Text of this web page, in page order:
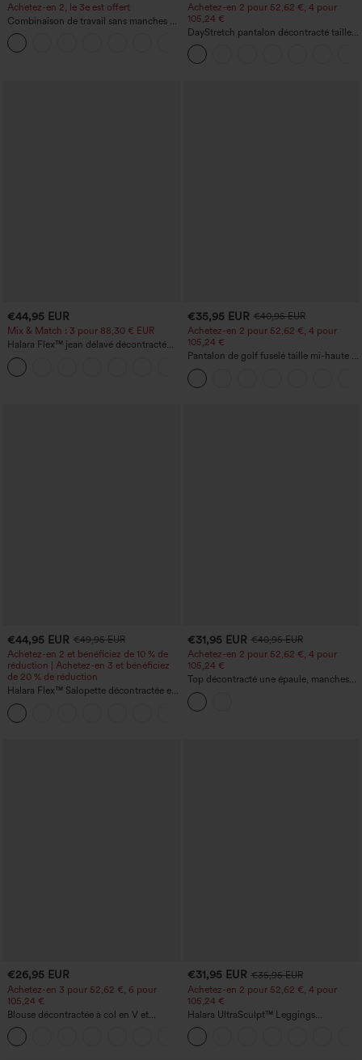
Achetez-en 2, le 3e est offert
Combinaison de travail sans manches à
encolure bateau, côtés noués, toucher
frais, rayée, avec poches — Édition Easy
Peezy
Achetez-en 2 pour 52,62 €, 4 pour
105,24 €
DayStretch pantalon décontracté taille
haute à jambe en forme de tonneau
avec poches
€44,95 EUR
Mix & Match : 3 pour 88,30 € EUR
Halara Flex™ jean délavé décontracté
taille haute à poches, coupe baggy à
jambe large
€35,95 EUR €40,95 EUR
Achetez-en 2 pour 52,62 €, 4 pour
105,24 €
Pantalon de golf fuselé taille mi-haute à
cordon, ourlet incurvé, séchage rapide,
avec poches — UPF40+
€44,95 EUR €49,95 EUR
Achetez-en 2 et bénéficiez de 10 % de
réduction | Achetez-en 3 et bénéficiez
de 20 % de réduction
Halara Flex™ Salopette décontractée en
denim lavé à encolure en V avec poche
€31,95 EUR €40,95 EUR
Achetez-en 2 pour 52,62 €, 4 pour
105,24 €
Top décontracté une épaule, manches
courtes, ourlet arrondi hi-low,
soutien‑gorge intégré, motif à pois
€26,95 EUR
Achetez-en 3 pour 52,62 €, 6 pour
105,24 €
Blouse décontractée à col en V et
manches courtes bouffantes
€31,95 EUR €35,95 EUR
Achetez-en 2 pour 52,62 €, 4 pour
105,24 €
Halara UltraSculpt™ Leggings
d'entraînement sculptants taille haute,
effet ventre plat, avec poche